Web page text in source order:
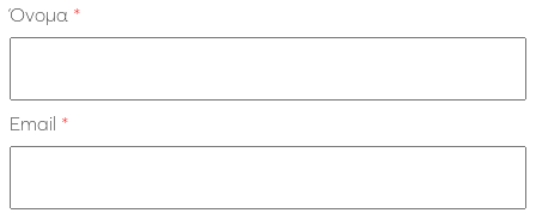
Όνομα *
Email *